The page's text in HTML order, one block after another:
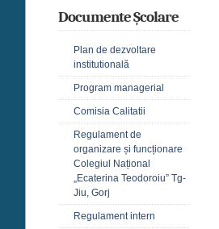
Documente Școlare
Plan de dezvoltare
institutională
Program managerial
Comisia Calitatii
Regulament de
organizare și funcționare
Colegiul Național
„Ecaterina Teodoroiu” Tg-
Jiu, Gorj
Regulament intern